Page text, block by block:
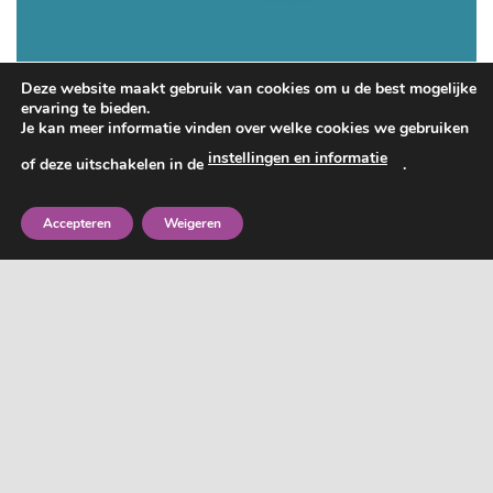
Deze website maakt gebruik van cookies om u de best mogelijke
ervaring te bieden.
Je kan meer informatie vinden over welke cookies we gebruiken
of deze uitschakelen in de instellingen en informatie .
Accepteren Weigeren